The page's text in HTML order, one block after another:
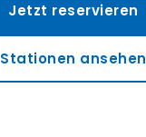
Jetzt reservieren
Stationen ansehen